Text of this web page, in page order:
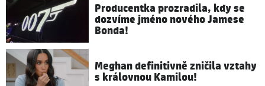
Producentka prozradila, kdy se
dozvíme jméno nového Jamese
Bonda!
Meghan definitivně zničila vztahy
s královnou Kamilou!